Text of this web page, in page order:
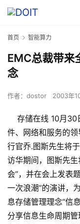
首页 智能算力
EMC总裁带来
念
作者： dostor 2003年
存储在线 10月30
件、网络和服务的
行官乔.图斯先生将
访华期间，图斯先
会”，并在会上发表
一次浪潮”的演讲，
息存储管理理念“信
分享信息生命周期